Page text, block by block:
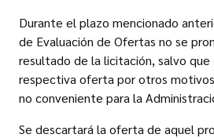
Durante el plazo mencionado
de Evaluación de Ofertas no se
resultado de la licitación, salvo
respectiva oferta por otros
no conveniente para la
Se descartará la oferta de aquel